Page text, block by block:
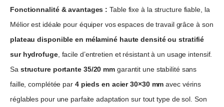
Fonctionnalité & avantages : Table fixe à la structure fiable, la
Mélior est idéale pour équiper vos espaces de travail grâce à son
plateau disponible en mélaminé haute densité ou stratifié
sur hydrofuge, facile d’entretien et résistant à un usage intensif.
Sa structure portante 35/20 mm garantit une stabilité sans
faille, complétée par 4 pieds en acier 30×30 mm avec vérins
réglables pour une parfaite adaptation sur tout type de sol. Son